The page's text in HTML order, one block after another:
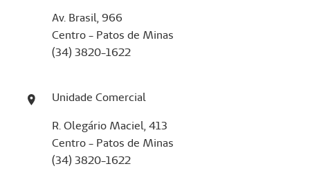
Av. Brasil, 966
Centro - Patos de Minas
(34) 3820-1622
Unidade Comercial
R. Olegário Maciel, 413
Centro - Patos de Minas
(34) 3820-1622